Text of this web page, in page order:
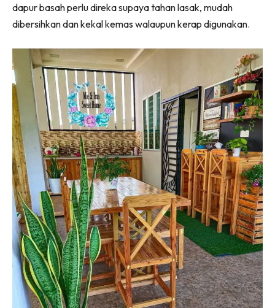
Buat Sendiri
Ilham Impiana
Ilham Impiana Inspirasi Selebriti
Impiana TV
Casa Impiana
Impiana MakeOver
Lahar Dekor
Sembang Dekor
Sembang Laman
Tip Impiana
Tip Laman
Hub Ideaktiv
dapur basah perlu direka supaya tahan lasak, mudah
dibersihkan dan kekal kemas walaupun kerap digunakan.